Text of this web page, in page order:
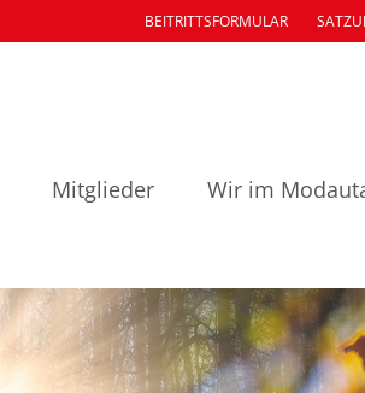
BEITRITTSFORMULAR
Mitglieder Wir im